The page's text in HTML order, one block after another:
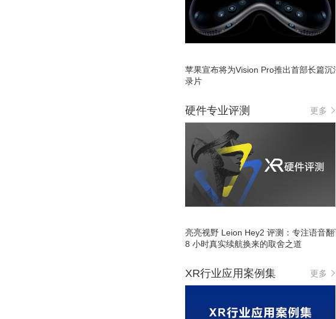
苹果宣布将为Vision Pro推出首部长篇沉
录片
硬件专业评测 更多
亮亮视野 Leion Hey2 评测：专注语音
8 小时真实续航换来的取舍之道
XR行业应用案例集 更多